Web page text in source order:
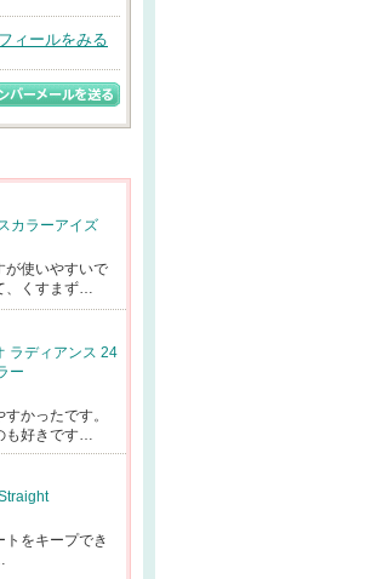
ィールをみる
カラーアイズ
が使いやすいで
、くすまず…
ラディアンス 24
ー
かったです。
も好きです…
トをキープでき